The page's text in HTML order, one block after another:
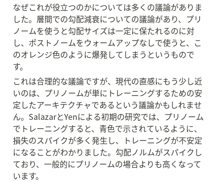
なぜこれが役立つのかについては多くの議論がありま
した。層間での勾配減衰についての議論があり、プリ
ノームを使うと勾配サイズは一定に保たれるのに対
し、ポストノームをウォームアップなしで使うと、こ
のオレンジ色のように爆発してしまうというもので
す。
これは合理的な議論ですが、現代の直感にもう少し近
いのは、プリノームが単にトレーニングするための安
定したアーキテクチャであるという議論かもしれませ
ん。SalazarとYenによる初期の研究では、プリノーム
でトレーニングすると、青色で示されているように、
損失のスパイクが多く発生し、トレーニングが不安定
になることがわかりました。勾配ノルムがスパイクし
ており、一般的にプリノームの場合よりも高くなって
います。